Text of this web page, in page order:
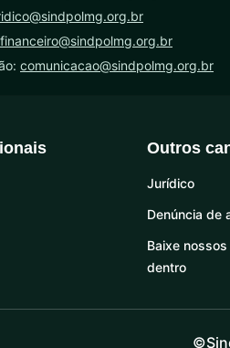
financeiro@sindpolmg.org.br
comunicacao@sindpolmg.org.br
Outros
Jurídico
Denúncia de
Baixe
dentro